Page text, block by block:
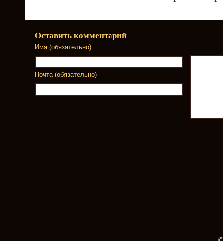
Оставить комментарий
Имя (обязательно)
Почта (обязательно)